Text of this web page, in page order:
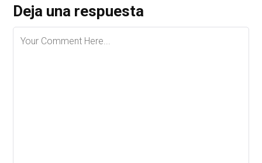
Deja una respuesta